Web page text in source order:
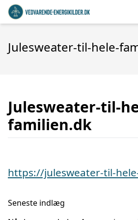
Julesweater-til-hele-
Julesweater-til-
familien.dk
https://julesweater-til-
Seneste indlæg